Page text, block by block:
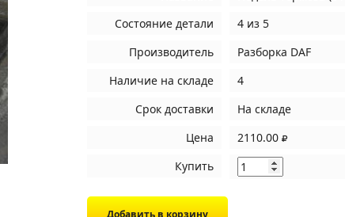
Состояние детали
4 из 5
Производитель
Разборка DAF
Наличие на складе
4
Срок доставки
На складе
Цена
2110.00
Купить